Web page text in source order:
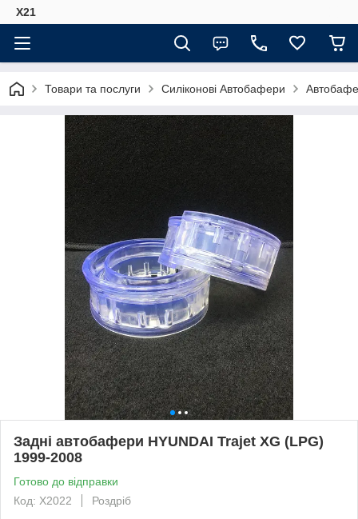
Х21
Товари та послуги Силіконові Автобафери
Задні автобафери HYUNDAI Trajet XG (LPG)
1999-2008
Готово до відправки
Код: X2022
Роздріб